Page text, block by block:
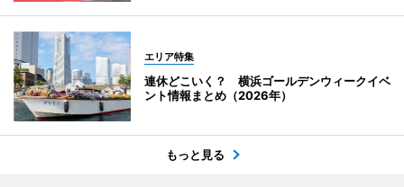
エリア特集
連休どこいく？ 横浜ゴールデンウィークイベ
ント情報まとめ（2026年）
もっと見る